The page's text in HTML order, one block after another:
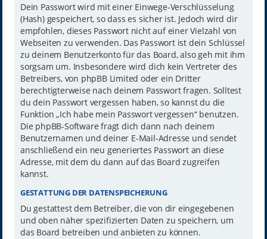
Dein Passwort wird mit einer Einwege-Verschlüsselung
(Hash) gespeichert, so dass es sicher ist. Jedoch wird dir
empfohlen, dieses Passwort nicht auf einer Vielzahl von
Webseiten zu verwenden. Das Passwort ist dein Schlüssel
zu deinem Benutzerkonto für das Board, also geh mit ihm
sorgsam um. Insbesondere wird dich kein Vertreter des
Betreibers, von phpBB Limited oder ein Dritter
berechtigterweise nach deinem Passwort fragen. Solltest
du dein Passwort vergessen haben, so kannst du die
Funktion „Ich habe mein Passwort vergessen“ benutzen.
Die phpBB-Software fragt dich dann nach deinem
Benutzernamen und deiner E-Mail-Adresse und sendet
anschließend ein neu generiertes Passwort an diese
Adresse, mit dem du dann auf das Board zugreifen
kannst.
GESTATTUNG DER DATENSPEICHERUNG
Du gestattest dem Betreiber, die von dir eingegebenen
und oben näher spezifizierten Daten zu speichern, um
das Board betreiben und anbieten zu können.